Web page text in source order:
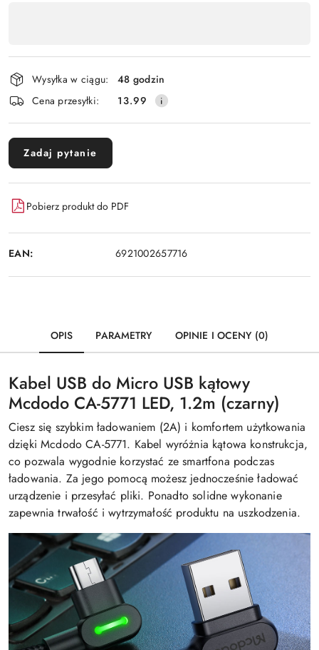
płatność
i
dostawa
Wysyłka w ciągu:
48 godzin
Cena przesyłki:
13.99
Zadaj pytanie
Pobierz produkt do PDF
EAN: 6921002657716
OPIS PARAMETRY OPINIE I OCENY (0)
Kabel USB do Micro USB kątowy
Mcdodo CA-5771 LED, 1.2m (czarny)
Ciesz się szybkim ładowaniem (2A) i komfortem użytkowania
dzięki Mcdodo CA-5771. Kabel wyróżnia kątowa konstrukcja,
co pozwala wygodnie korzystać ze smartfona podczas
ładowania. Za jego pomocą możesz jednocześnie ładować
urządzenie i przesyłać pliki. Ponadto solidne wykonanie
zapewnia trwałość i wytrzymałość produktu na uszkodzenia.